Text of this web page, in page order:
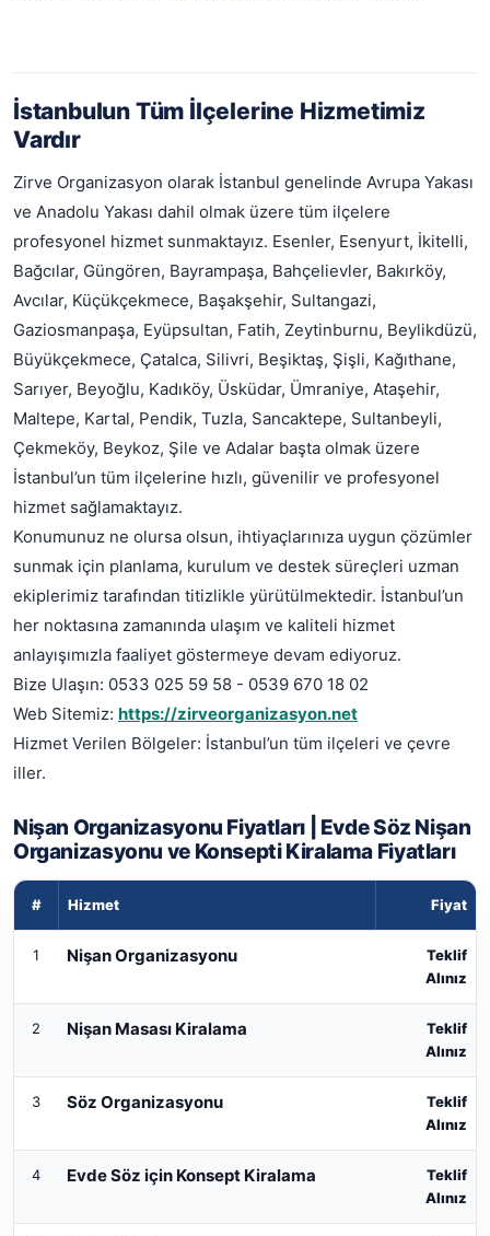
İstanbulun Tüm İlçelerine Hizmetimiz
Vardır
Zirve Organizasyon olarak İstanbul genelinde Avrupa Yakası
ve Anadolu Yakası dahil olmak üzere tüm ilçelere
profesyonel hizmet sunmaktayız. Esenler, Esenyurt, İkitelli,
Bağcılar, Güngören, Bayrampaşa, Bahçelievler, Bakırköy,
Avcılar, Küçükçekmece, Başakşehir, Sultangazi,
Gaziosmanpaşa, Eyüpsultan, Fatih, Zeytinburnu, Beylikdüzü,
Büyükçekmece, Çatalca, Silivri, Beşiktaş, Şişli, Kağıthane,
Sarıyer, Beyoğlu, Kadıköy, Üsküdar, Ümraniye, Ataşehir,
Maltepe, Kartal, Pendik, Tuzla, Sancaktepe, Sultanbeyli,
Çekmeköy, Beykoz, Şile ve Adalar başta olmak üzere
İstanbul’un tüm ilçelerine hızlı, güvenilir ve profesyonel
hizmet sağlamaktayız.
Konumunuz ne olursa olsun, ihtiyaçlarınıza uygun çözümler
sunmak için planlama, kurulum ve destek süreçleri uzman
ekiplerimiz tarafından titizlikle yürütülmektedir. İstanbul’un
her noktasına zamanında ulaşım ve kaliteli hizmet
anlayışımızla faaliyet göstermeye devam ediyoruz.
Bize Ulaşın: 0533 025 59 58 - 0539 670 18 02
Web Sitemiz: https://zirveorganizasyon.net
Hizmet Verilen Bölgeler: İstanbul’un tüm ilçeleri ve çevre
iller.
Nişan Organizasyonu Fiyatları | Evde Söz Nişan
Organizasyonu ve Konsepti Kiralama Fiyatları
# Hizmet Fiyat
1 Nişan Organizasyonu
Teklif
Alınız
2 Nişan Masası Kiralama
Teklif
Alınız
3 Söz Organizasyonu
Teklif
Alınız
4 Evde Söz için Konsept Kiralama
Teklif
Alınız